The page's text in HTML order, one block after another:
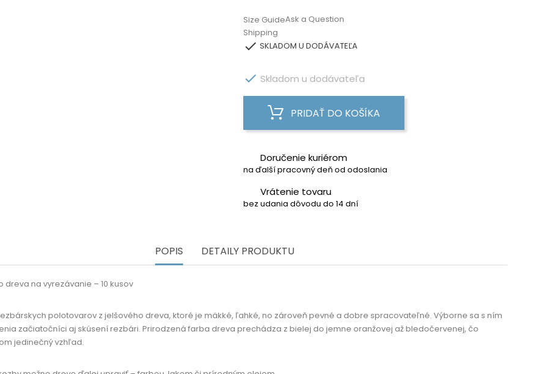
Size Guide
Shipping
Ask a Question
 SKLADOM U DODÁVATEĽA
 Skladom u dodávateľa
PRIDAŤ DO KOŠÍKA
Doručenie kuriérom
na ďalší pracovný deň od odoslania
Vrátenie tovaru
bez udania dôvodu do 14 dní
POPIS DETAILY PRODUKTU
dreva na vyrezávanie – 10 kusov
polotovarov z jelšového dreva, ktoré je mäkké, ľahké, no zároveň pevné a dobre spracovateľné. Výborne sa s ním
začiatočníci aj skúsení rezbári. Prirodzená farba dreva prechádza z bielej do jemne oranžovej až bledočervenej, čo
jedinečný vzhľad.